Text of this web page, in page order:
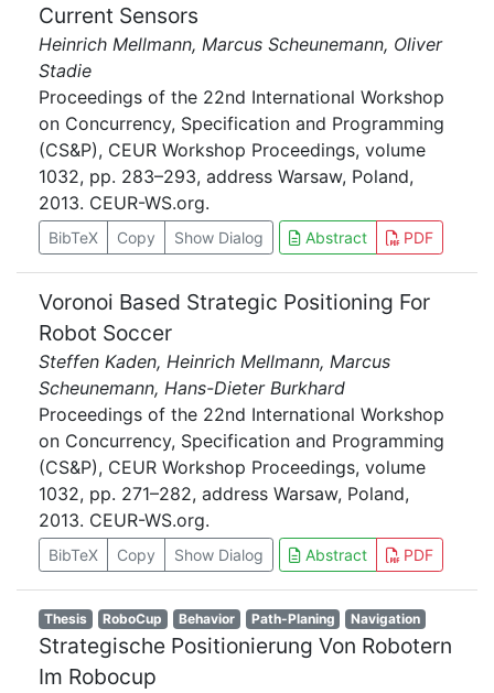
Current Sensors
Heinrich Mellmann, Marcus Scheunemann, Oliver
Stadie
Proceedings of the 22nd International Workshop
on Concurrency, Specification and Programming
(CS&P), CEUR Workshop Proceedings, volume
1032, pp. 283–293, address Warsaw, Poland,
2013. CEUR-WS.org.
BibTeX Copy Show Dialog Abstract PDF
Voronoi Based Strategic Positioning For
Robot Soccer
Steffen Kaden, Heinrich Mellmann, Marcus
Scheunemann, Hans-Dieter Burkhard
Proceedings of the 22nd International Workshop
on Concurrency, Specification and Programming
(CS&P), CEUR Workshop Proceedings, volume
1032, pp. 271–282, address Warsaw, Poland,
2013. CEUR-WS.org.
BibTeX Copy Show Dialog Abstract PDF
Thesis RoboCup Behavior Path-Planing Navigation
Strategische Positionierung Von Robotern
Im Robocup